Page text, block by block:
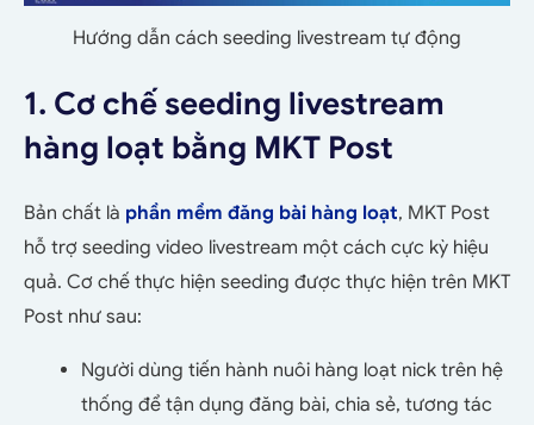
Hướng dẫn cách seeding livestream tự động
1. Cơ chế seeding livestream
hàng loạt bằng MKT Post
Bản chất là phần mềm đăng bài hàng loạt, MKT Post
hỗ trợ seeding video livestream một cách cực kỳ hiệu
quả. Cơ chế thực hiện seeding được thực hiện trên MKT
Post như sau:
Người dùng tiến hành nuôi hàng loạt nick trên hệ
thống để tận dụng đăng bài, chia sẻ, tương tác